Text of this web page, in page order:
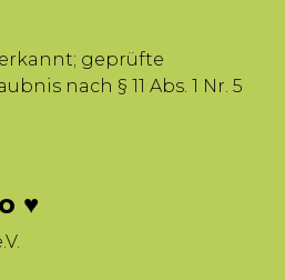
geprüfte
nach § 11 Abs. 1 Nr. 5
♥